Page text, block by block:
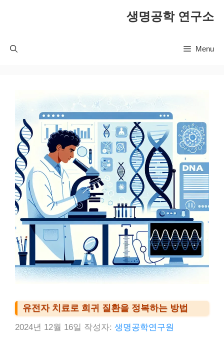
생명공학 연구소
Menu
유전자 치료로 희귀 질환을 정복하는 방법
2024년 12월 16일 작성자: 생명공학연구원